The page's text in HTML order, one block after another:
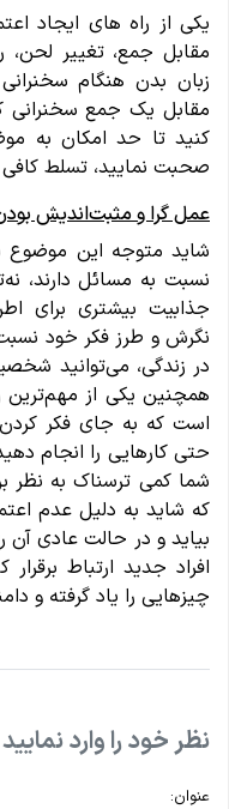
یکی از راه های ایجاد
مقابل جمع، تغییر
زبان بدن هنگام
مقابل یک جمع سخنرانی
کنید تا حد امکان به
صحبت نمایید، تسلط
عمل گرا و مثبت‌اندیش
شاید متوجه این موضوع
نسبت به مسائل دارند،
جذابیت بیشتری برای
نگرش و طرز فکر خود
در زندگی، می‌توانید
همچنین یکی از مهم‌ترین
است که به جای فکر
حتی کارهایی را انجام
شما کمی ترسناک به نظر
که شاید به دلیل عدم
بیاید و در حالت عادی آن
افراد جدید ارتباط
چیزهایی را یاد گرفته و
نظر خود را وارد نمایید
عنوان: